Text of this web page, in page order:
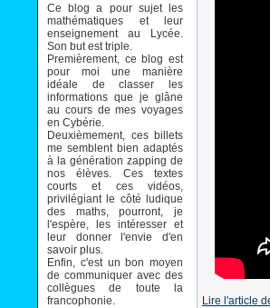
Ce blog a pour sujet les
mathématiques et leur
enseignement au Lycée.
Son but est triple.
Premièrement, ce blog est
pour moi une manière
idéale de classer les
informations que je glâne
au cours de mes voyages
en Cybérie.
Deuxièmement, ces billets
me semblent bien adaptés
à la génération zapping de
nos élèves. Ces textes
courts et ces vidéos,
privilégiant le côté ludique
des maths, pourront, je
l'espère, les intéresser et
leur donner l'envie d'en
savoir plus.
Enfin, c'est un bon moyen
de communiquer avec des
collègues de toute la
francophonie.
Lire l'article